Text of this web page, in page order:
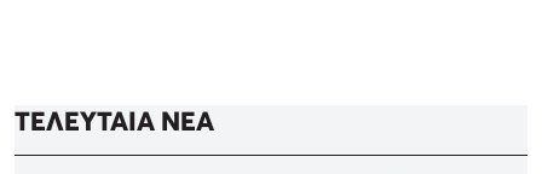
ΤΕΛΕΥΤΑΙΑ ΝΕΑ